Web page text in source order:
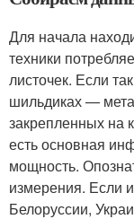
Для начала
техники
листочек. Если
шильдиках —
закрепленных на
есть основная
мощность.
измерения. Если
Белоруссии,